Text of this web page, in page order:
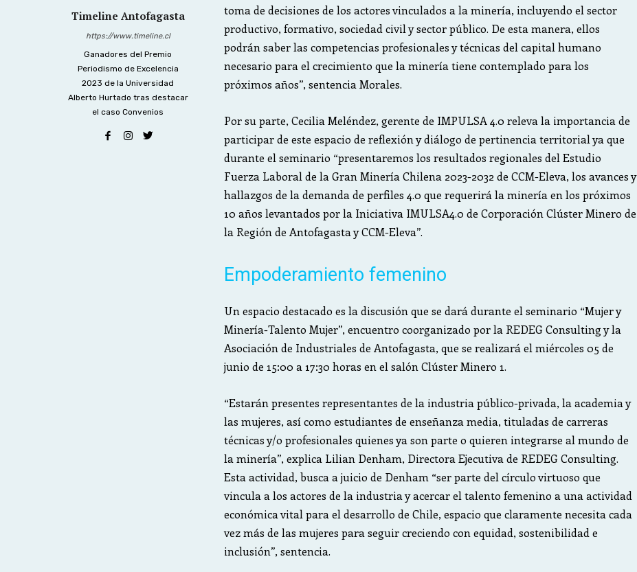
Timeline Antofagasta
https://www.timeline.cl
Ganadores del Premio
Periodismo de Excelencia
2023 de la Universidad
Alberto Hurtado tras destacar
el caso Convenios
toma de decisiones de los actores vinculados a la minería, incluyendo el sector
productivo, formativo, sociedad civil y sector público. De esta manera, ellos
podrán saber las competencias profesionales y técnicas del capital humano
necesario para el crecimiento que la minería tiene contemplado para los
próximos años”, sentencia Morales.
Por su parte, Cecilia Meléndez, gerente de IMPULSA 4.0 releva la importancia de
participar de este espacio de reflexión y diálogo de pertinencia territorial ya que
durante el seminario “presentaremos los resultados regionales del Estudio
Fuerza Laboral de la Gran Minería Chilena 2023-2032 de CCM-Eleva, los avances y
hallazgos de la demanda de perfiles 4.0 que requerirá la minería en los próximos
10 años levantados por la Iniciativa IMULSA4.0 de Corporación Clúster Minero de
la Región de Antofagasta y CCM-Eleva”.
Empoderamiento femenino
Un espacio destacado es la discusión que se dará durante el seminario “Mujer y
Minería-Talento Mujer”, encuentro coorganizado por la REDEG Consulting y la
Asociación de Industriales de Antofagasta, que se realizará el miércoles 05 de
junio de 15:00 a 17:30 horas en el salón Clúster Minero 1.
“Estarán presentes representantes de la industria público-privada, la academia y
las mujeres, así como estudiantes de enseñanza media, tituladas de carreras
técnicas y/o profesionales quienes ya son parte o quieren integrarse al mundo de
la minería”, explica Lilian Denham, Directora Ejecutiva de REDEG Consulting.
Esta actividad, busca a juicio de Denham “ser parte del círculo virtuoso que
vincula a los actores de la industria y acercar el talento femenino a una actividad
económica vital para el desarrollo de Chile, espacio que claramente necesita cada
vez más de las mujeres para seguir creciendo con equidad, sostenibilidad e
inclusión”, sentencia.